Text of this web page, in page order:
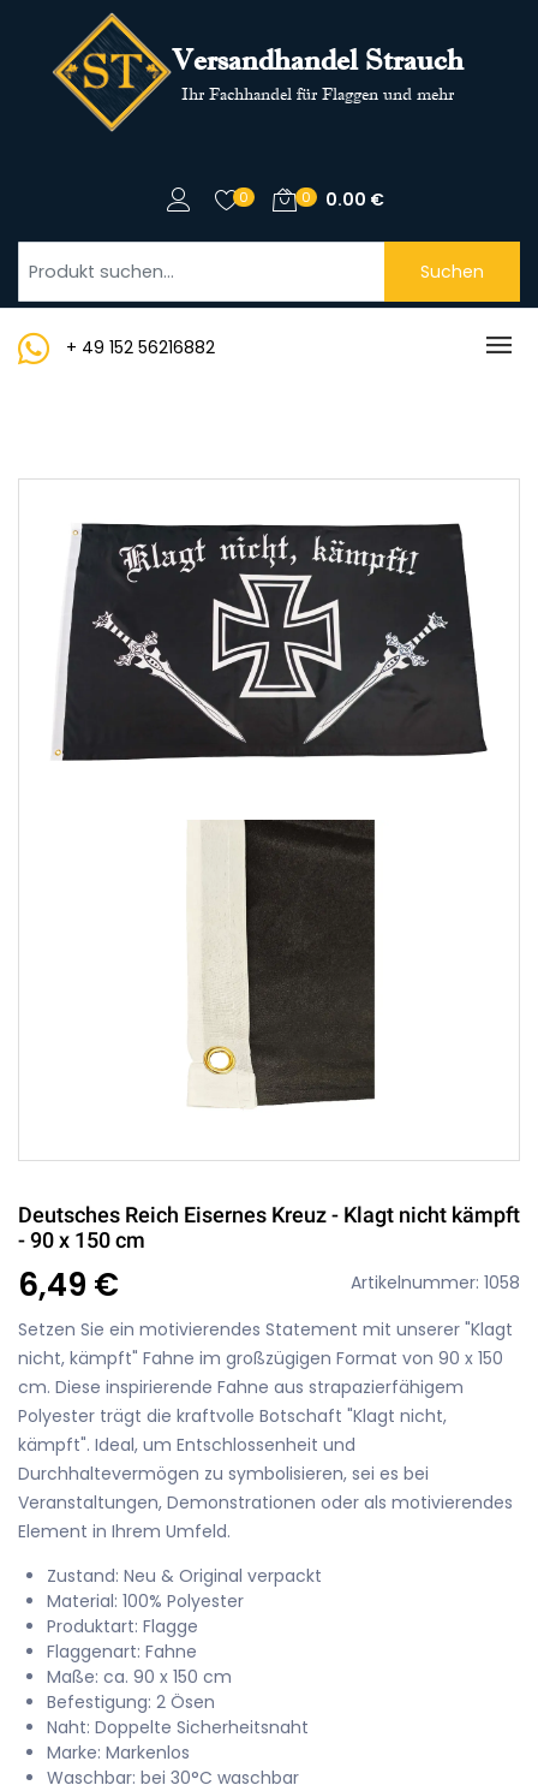
Versandhandel Strauch
Ihr Fachhandel für Flaggen und mehr
0 0 0.00 €
Suchen
+ 49 152 56216882
Deutsches Reich Eisernes Kreuz - Klagt nicht kämpft
- 90 x 150 cm
6,49 €
Artikelnummer: 1058
Setzen Sie ein motivierendes Statement mit unserer "Klagt
nicht, kämpft" Fahne im großzügigen Format von 90 x 150
cm. Diese inspirierende Fahne aus strapazierfähigem
Polyester trägt die kraftvolle Botschaft "Klagt nicht,
kämpft". Ideal, um Entschlossenheit und
Durchhaltevermögen zu symbolisieren, sei es bei
Veranstaltungen, Demonstrationen oder als motivierendes
Element in Ihrem Umfeld.
Zustand: Neu & Original verpackt
Material: 100% Polyester
Produktart: Flagge
Flaggenart: Fahne
Maße: ca. 90 x 150 cm
Befestigung: 2 Ösen
Naht: Doppelte Sicherheitsnaht
Marke: Markenlos
Waschbar: bei 30°C waschbar